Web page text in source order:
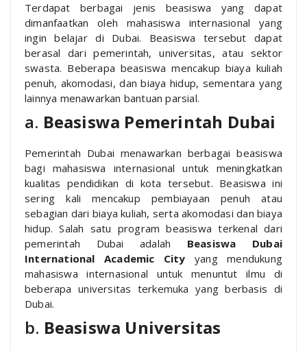
Terdapat berbagai jenis beasiswa yang dapat
dimanfaatkan oleh mahasiswa internasional yang
ingin belajar di Dubai. Beasiswa tersebut dapat
berasal dari pemerintah, universitas, atau sektor
swasta. Beberapa beasiswa mencakup biaya kuliah
penuh, akomodasi, dan biaya hidup, sementara yang
lainnya menawarkan bantuan parsial.
a. Beasiswa Pemerintah Dubai
Pemerintah Dubai menawarkan berbagai beasiswa
bagi mahasiswa internasional untuk meningkatkan
kualitas pendidikan di kota tersebut. Beasiswa ini
sering kali mencakup pembiayaan penuh atau
sebagian dari biaya kuliah, serta akomodasi dan biaya
hidup. Salah satu program beasiswa terkenal dari
pemerintah Dubai adalah Beasiswa Dubai
International Academic City yang mendukung
mahasiswa internasional untuk menuntut ilmu di
beberapa universitas terkemuka yang berbasis di
Dubai.
b. Beasiswa Universitas